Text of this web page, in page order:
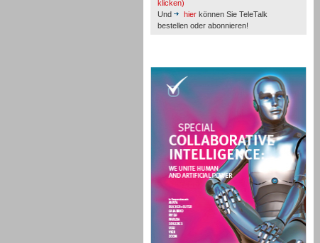
klicken)
Und
hier können Sie TeleTalk
bestellen oder abonnieren!
Personal
Inbound